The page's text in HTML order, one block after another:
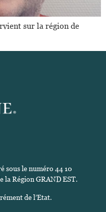
sur la région de
sous le numéro 44 10
la Région GRAND EST.
de l’Etat.